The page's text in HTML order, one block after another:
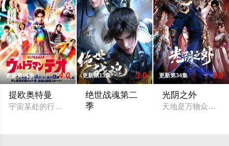
更新第06集 4.0
提欧奥特曼
宇宙某处的行星“H12” 这颗与地球极其相似的星球，某日遭到
更新第13集 3.0
绝世战魂第二
季
更新第34集 3.0
光阴之外
天地是万物众生的